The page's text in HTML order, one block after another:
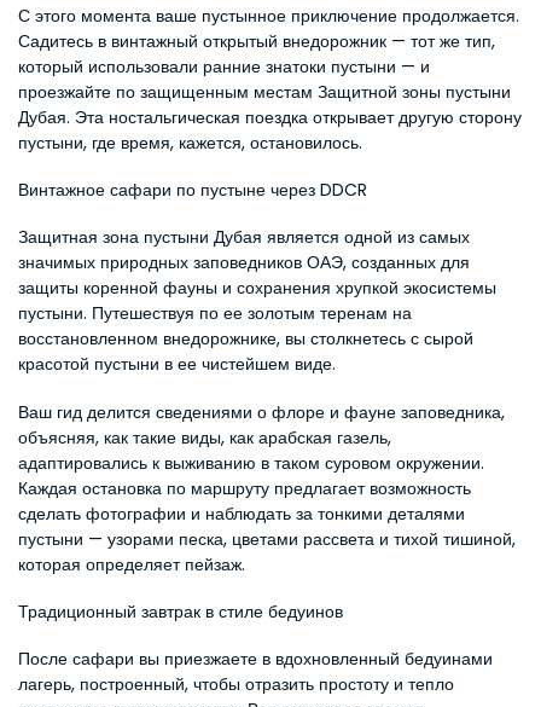
С этого момента ваше пустынное приключение продолжается.
Садитесь в винтажный открытый внедорожник — тот же тип,
который использовали ранние знатоки пустыни — и
проезжайте по защищенным местам Защитной зоны пустыни
Дубая. Эта ностальгическая поездка открывает другую сторону
пустыни, где время, кажется, остановилось.
Винтажное сафари по пустыне через DDCR
Защитная зона пустыни Дубая является одной из самых
значимых природных заповедников ОАЭ, созданных для
защиты коренной фауны и сохранения хрупкой экосистемы
пустыни. Путешествуя по ее золотым теренам на
восстановленном внедорожнике, вы столкнетесь с сырой
красотой пустыни в ее чистейшем виде.
Ваш гид делится сведениями о флоре и фауне заповедника,
объясняя, как такие виды, как арабская газель,
адаптировались к выживанию в таком суровом окружении.
Каждая остановка по маршруту предлагает возможность
сделать фотографии и наблюдать за тонкими деталями
пустыни — узорами песка, цветами рассвета и тихой тишиной,
которая определяет пейзаж.
Традиционный завтрак в стиле бедуинов
После сафари вы приезжаете в вдохновленный бедуинами
лагерь, построенный, чтобы отразить простоту и тепло